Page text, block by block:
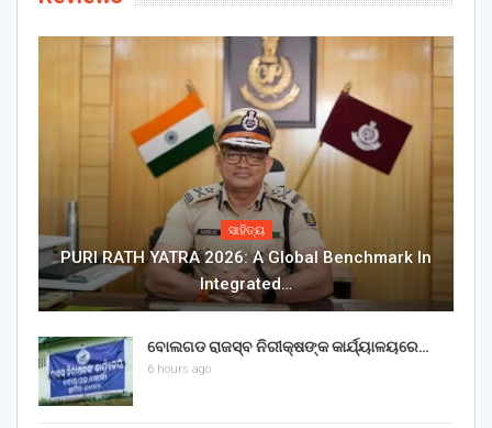
ସାହିତ୍ୟ
PURI RATH YATRA 2026: A Global Benchmark In
Integrated…
ବୋଲଗଡ ରାଜସ୍ବ ନିରୀକ୍ଷଙ୍କ କାର୍ଯ୍ୟାଳୟରେ…
6 hours ago